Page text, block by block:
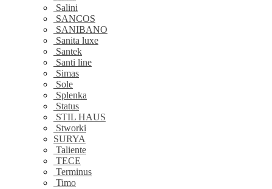
Salini
SANCOS
SANIBANO
Sanita luxe
Santek
Santi line
Simas
Sole
Splenka
Status
STIL HAUS
Stworki
SURYA
Taliente
TECE
Terminus
Timo